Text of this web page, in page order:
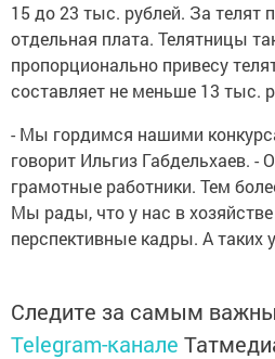
15 до 23 тыс. рублей. За телят
отдельная плата. Телятницы
пропорционально привесу
составляет не меньше 13 тыс.
- Мы гордимся нашими
говорит Ильгиз Габдельхаев. -
грамотные работники. Тем
Мы рады, что у нас в
перспективные кадры. А таких
Следите за самым
Telegram-канале